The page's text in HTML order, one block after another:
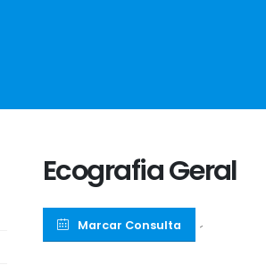
Ecografia Geral
Marcar Consulta ´